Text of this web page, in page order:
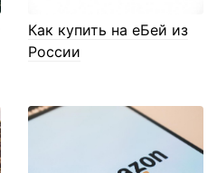
Как купить на еБей из
России